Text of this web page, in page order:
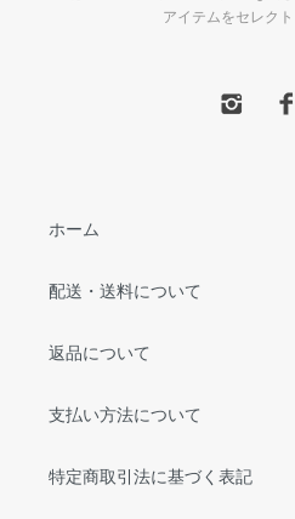
アイテムをセレクト
ホーム
配送・送料について
返品について
支払い方法について
特定商取引法に基づく表記